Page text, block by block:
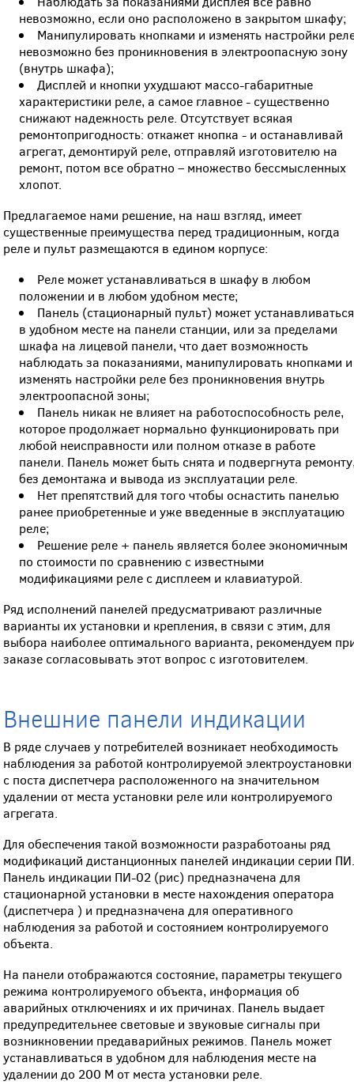
невозможно, если оно расположено в закрытом шкафу;
Манипулировать кнопками и изменять настройки
невозможно без проникновения в электроопасную зону
(внутрь шкафа);
Дисплей и кнопки ухудшают массо-габаритные
характеристики реле, а самое главное - существенно
снижают надежность реле. Отсутствует всякая
ремонтопригодность: откажет кнопка - и останавливай
агрегат, демонтируй реле, отправляй изготовителю на
ремонт, потом все обратно – множество бессмысленных
хлопот.
Предлагаемое нами решение, на наш взгляд, имеет
существенные преимущества перед традиционным, когда
реле и пульт размещаются в едином корпусе:
Реле может устанавливаться в шкафу в любом
положении и в любом удобном месте;
Панель (стационарный пульт) может устанавливаться
в удобном месте на панели станции, или за пределами
шкафа на лицевой панели, что дает возможность
наблюдать за показаниями, манипулировать кнопками и
изменять настройки реле без проникновения внутрь
электроопасной зоны;
Панель никак не влияет на работоспособность реле,
которое продолжает нормально функционировать при
любой неисправности или полном отказе в работе
панели. Панель может быть снята и подвергнута
без демонтажа и вывода из эксплуатации реле.
Нет препятствий для того чтобы оснастить панелью
ранее приобретенные и уже введенные в эксплуатацию
реле;
Решение реле + панель является более экономичным
по стоимости по сравнению с известными
модификациями реле с дисплеем и клавиатурой.
Ряд исполнений панелей предусматривают различные
варианты их установки и крепления, в связи с этим, для
выбора наиболее оптимального варианта, рекомендуем
заказе согласовывать этот вопрос с изготовителем.
Внешние панели индикации
В ряде случаев у потребителей возникает необходимость
наблюдения за работой контролируемой электроустановки
с поста диспетчера расположенного на значительном
удалении от места установки реле или контролируемого
агрегата.
Для обеспечения такой возможности разработоаны ряд
модификаций дистанционных панелей индикации серии
Панель индикации ПИ-02 (рис) предназначена для
стационарной установки в месте нахождения оператора
(диспетчера ) и предназначена для оперативного
наблюдения за работой и состоянием контролируемого
объекта.
На панели отображаются состояние, параметры текущего
режима контролируемого объекта, информация об
аварийных отключениях и их причинах. Панель выдает
предупредительнее световые и звуковые сигналы при
возникновении предаварийных режимов. Панель может
устанавливаться в удобном для наблюдения месте на
удалении до 200 М от места установки реле.